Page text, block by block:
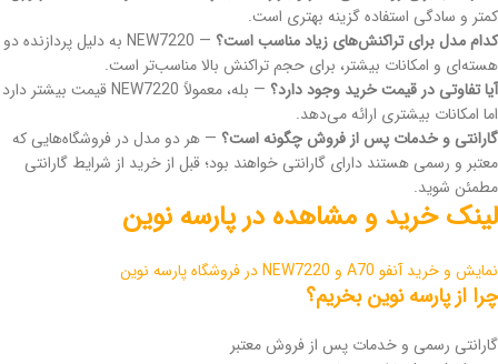
کمتر و سادگی استفاده گزینه بهتری است.
کدام مدل برای تراکنش‌های زیاد مناسب است؟
— NEW7220 به دلیل پردازنده دو
هسته‌ای و امکانات بیشتر، برای حجم تراکنش بالا مناسب‌تر است.
آیا تفاوتی در قیمت خرید وجود دارد؟
— بله، معمولاً NEW7220 قیمت بیشتر دارد
اما امکانات بیشتری ارائه می‌دهد.
گارانتی و خدمات پس از فروش چگونه است؟ — هر دو مدل در فروشگاه‌هایی که
معتبر و رسمی هستند دارای گارانتی خواهند بود؛ قبل از خرید از شرایط گارانتی
مطمئن شوید.
لینک خرید و مشاهده در پارسه نوین
نمایش و خرید آنفو A70 و NEW7220 در فروشگاه پارسه نوین
چرا از پارسه نوین بخریم؟
گارانتی رسمی و خدمات پس از فروش معتبر